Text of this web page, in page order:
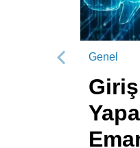
Genel
Önceki